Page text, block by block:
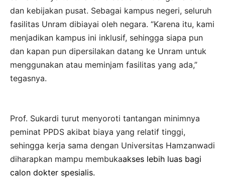
dan kebijakan pusat. Sebagai kampus negeri, seluruh
fasilitas Unram dibiayai oleh negara. “Karena itu, kami
menjadikan kampus ini inklusif, sehingga siapa pun
dan kapan pun dipersilakan datang ke Unram untuk
menggunakan atau meminjam fasilitas yang ada,”
tegasnya.
Prof. Sukardi turut menyoroti tantangan minimnya
peminat PPDS akibat biaya yang relatif tinggi,
sehingga kerja sama dengan Universitas Hamzanwadi
diharapkan mampu membukaakses lebih luas bagi
calon dokter spesialis.